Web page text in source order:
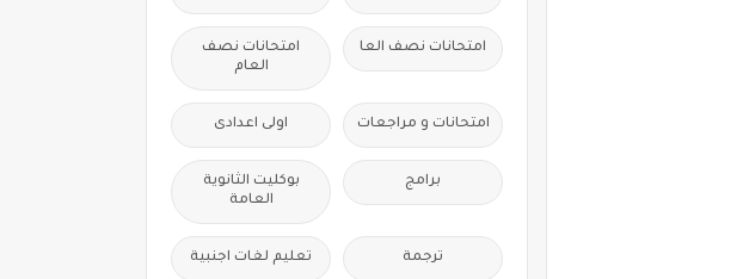
امتحانات نصف العا
امتحانات نصف
العام
امتحانات و مراجعات اولى اعدادى
برامج
بوكليت الثانوية
العامة
ترجمة تعليم لغات اجنبية